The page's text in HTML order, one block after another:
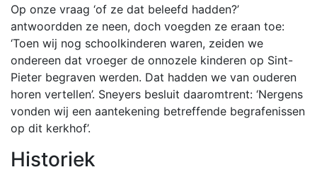
Op onze vraag ‘of ze dat beleefd hadden?’
antwoordden ze neen, doch voegden ze eraan toe:
‘Toen wij nog schoolkinderen waren, zeiden we
ondereen dat vroeger de onnozele kinderen op Sint-
Pieter begraven werden. Dat hadden we van ouderen
horen vertellen’. Sneyers besluit daaromtrent: ‘Nergens
vonden wij een aantekening betreffende begrafenissen
op dit kerkhof’.
Historiek